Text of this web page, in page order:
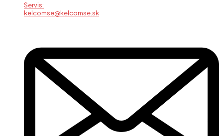
Servis:
kelcomse@kelcomse.sk